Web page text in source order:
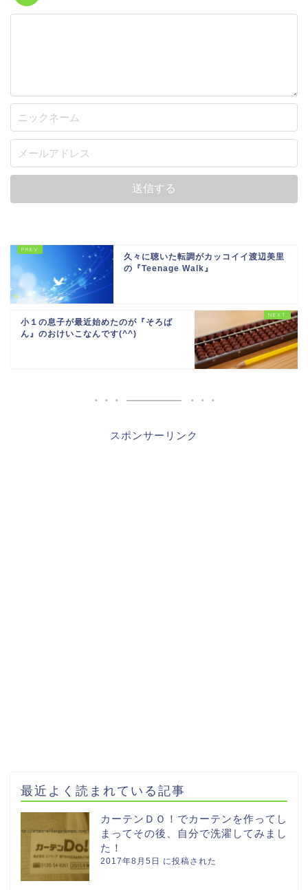
久々に聴いた転調がカッコイイ渡辺美里
の『Teenage Walk』
小１の息子が最近始めたのが『そろば
ん』のおけいこなんです(^^)
スポンサーリンク
最近よく読まれている記事
カーテンＤＯ！でカーテンを作ってし
まってその後、自分で洗濯してみまし
た！
2017年8月5日 に投稿された